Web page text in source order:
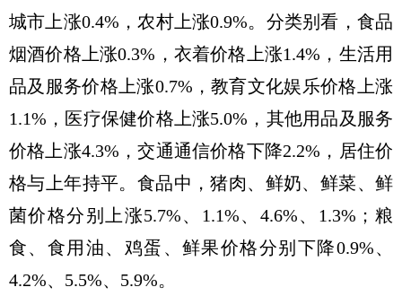
城市上涨0.4%，农村上涨0.9%。分类别看，食品
烟酒价格上涨0.3%，衣着价格上涨1.4%，生活用
品及服务价格上涨0.7%，教育文化娱乐价格上涨
1.1%，医疗保健价格上涨5.0%，其他用品及服务
价格上涨4.3%，交通通信价格下降2.2%，居住价
格与上年持平。食品中，猪肉、鲜奶、鲜菜、鲜
菌价格分别上涨5.7%、1.1%、4.6%、1.3%；粮
食、食用油、鸡蛋、鲜果价格分别下降0.9%、
4.2%、5.5%、5.9%。